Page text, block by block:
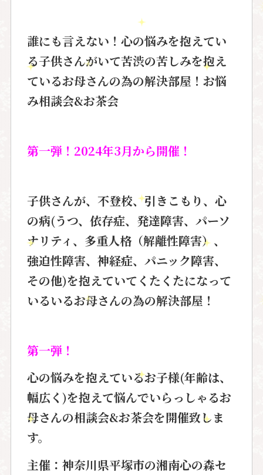
誰にも言えない！心の悩みを抱えてい
る子供さんがいて苦渋の苦しみを抱え
ているお母さんの為の解決部屋！お悩
み相談会&お茶会
第一弾！2024年3月から開催！
子供さんが、不登校、引きこもり、心
の病(うつ、依存症、発達障害、パーソ
ナリティ、多重人格（解離性障害）、
強迫性障害、神経症、パニック障害、
その他)を抱えていてくたくたになって
いるいるお母さんの為の解決部屋！
第一弾！
心の悩みを抱えているお子様(年齢は、
幅広く)を抱えて悩んでいらっしゃるお
母さんの相談会&お茶会を開催致しま
す。
主催：神奈川県平塚市の湘南心の森セ